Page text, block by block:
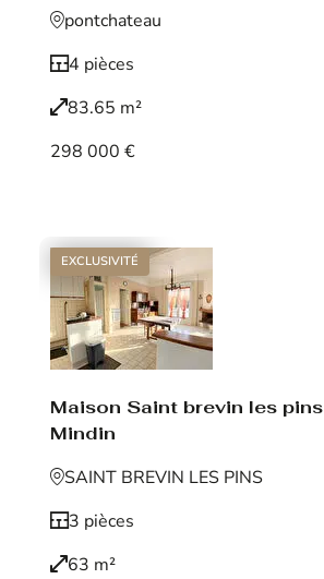
pontchateau
4 pièces
83.65 m²
298 000 €
EXCLUSIVITÉ
Maison Saint brevin les pins
Mindin
SAINT BREVIN LES PINS
3 pièces
63 m²